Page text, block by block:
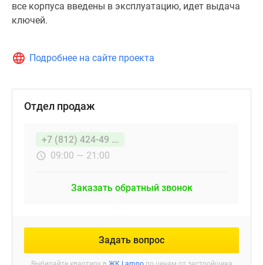
проектное
контроль
группа
«Банк
специализированный
«СЗ
Мурино».
все корпуса введены в эксплуатацию, идет выдача
ключей.
Подробнее на сайте проекта
Отдел продаж
+7 (812) 424-49 ...
09:00 — 21:00
Заказать обратный звонок
Задать вопрос